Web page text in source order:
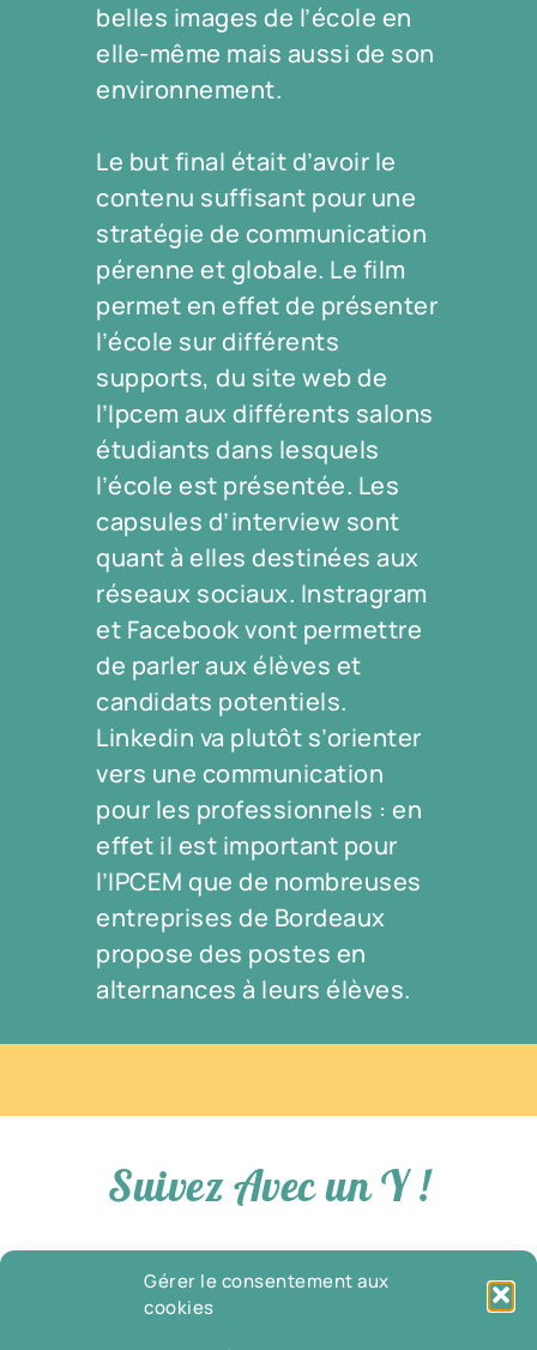
Gérer le consentement aux
cookies
belles images de l’école en
elle-même mais aussi de son
environnement.
Le but final était d’avoir le
contenu suffisant pour une
stratégie de communication
pérenne et globale. Le film
permet en effet de présenter
l’école sur différents
supports, du site web de
l’Ipcem aux différents salons
étudiants dans lesquels
l’école est présentée. Les
capsules d’interview sont
quant à elles destinées aux
réseaux sociaux. Instragram
et Facebook vont permettre
de parler aux élèves et
candidats potentiels.
Linkedin va plutôt s’orienter
vers une communication
pour les professionnels : en
effet il est important pour
l’IPCEM que de nombreuses
entreprises de Bordeaux
propose des postes en
alternances à leurs élèves.
Suivez Avec un Y !